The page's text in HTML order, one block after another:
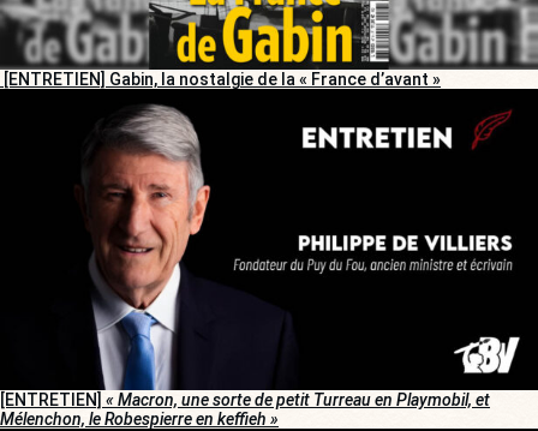
[ENTRETIEN] Gabin, la nostalgie de la « France d’avant »
[ENTRETIEN] « Macron, une sorte de petit Turreau en Playmobil, et
Mélenchon, le Robespierre en keffieh »